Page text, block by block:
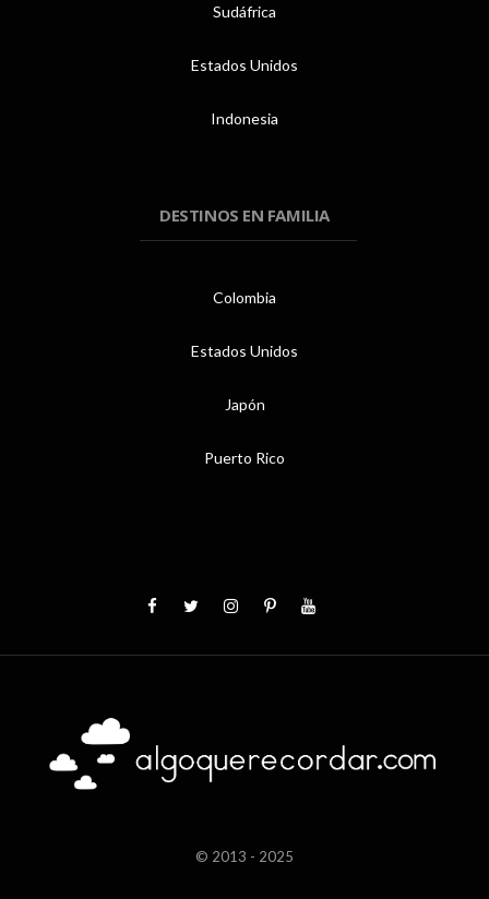
Sudáfrica
Estados Unidos
Indonesia
DESTINOS EN FAMILIA
Colombia
Estados Unidos
Japón
Puerto Rico
© 2013 - 2025